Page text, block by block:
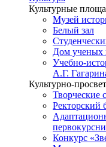
Культурные
Музей
Белый зал
Дом ученых
Учебно-
А.Г.
Культурно-
Творческие
Ректорский
Конкурс